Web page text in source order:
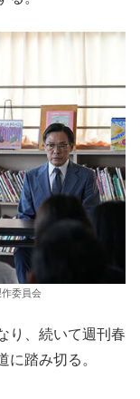
委員会
り、続いて週刊春
に踏み切る。